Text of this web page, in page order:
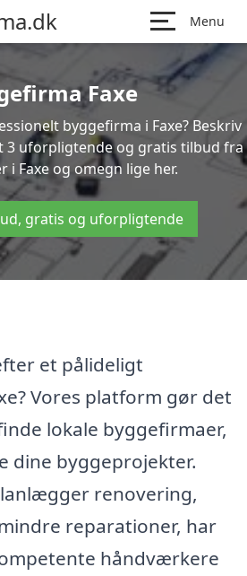
Menu
Faxe
byggefirma i Faxe? Beskriv
3 uforpligtende og gratis tilbud fra
i Faxe og omegn lige her.
gratis og uforpligtende
et pålideligt
Vores platform gør det
lokale byggefirmaer,
dine byggeprojekter.
renovering,
reparationer, har
håndværkere